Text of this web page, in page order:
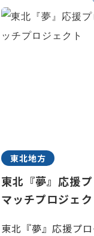
東北地方
東北『夢』応援
マッチプロジェ
東北『夢』応援プ